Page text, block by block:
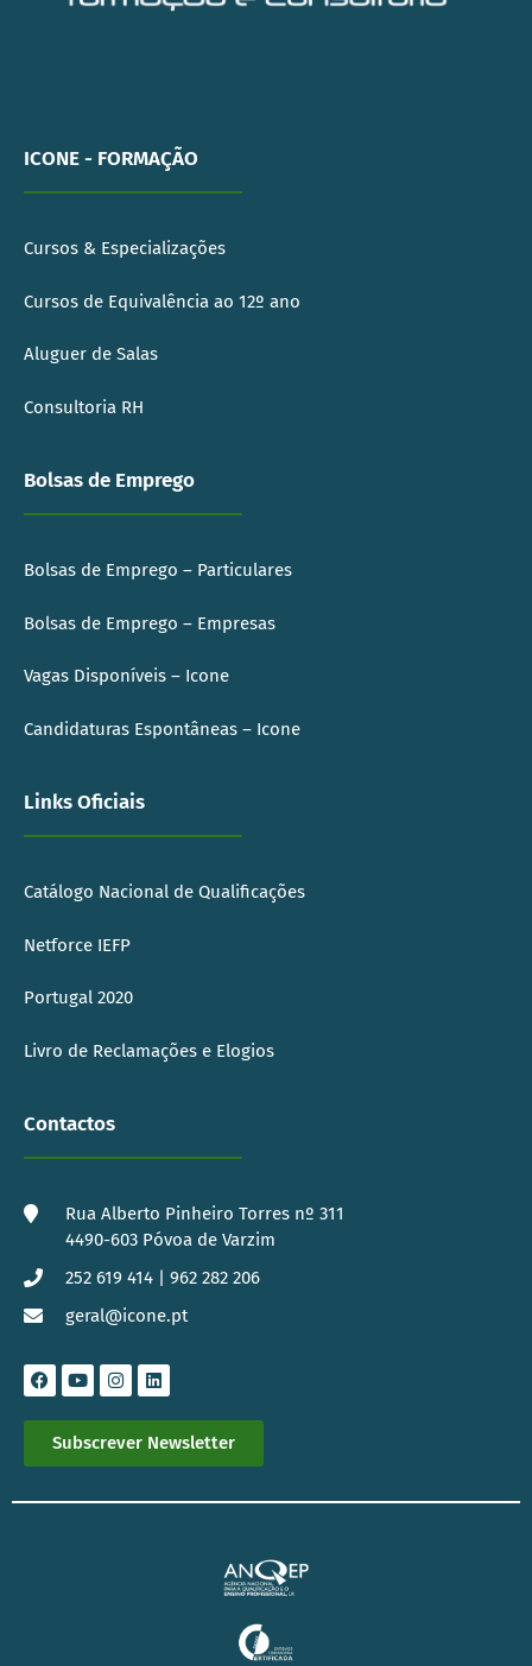
ICONE - FORMAÇÃO
Cursos & Especializações
Cursos de Equivalência ao 12º ano
Aluguer de Salas
Consultoria RH
Bolsas de Emprego
Bolsas de Emprego – Particulares
Bolsas de Emprego – Empresas
Vagas Disponíveis – Icone
Candidaturas Espontâneas – Icone
Links Oficiais
Catálogo Nacional de Qualificações
Netforce IEFP
Portugal 2020
Livro de Reclamações e Elogios
Contactos
Rua Alberto Pinheiro Torres nº 311
4490-603 Póvoa de Varzim
252 619 414 | 962 282 206
geral@icone.pt
Subscrever Newsletter